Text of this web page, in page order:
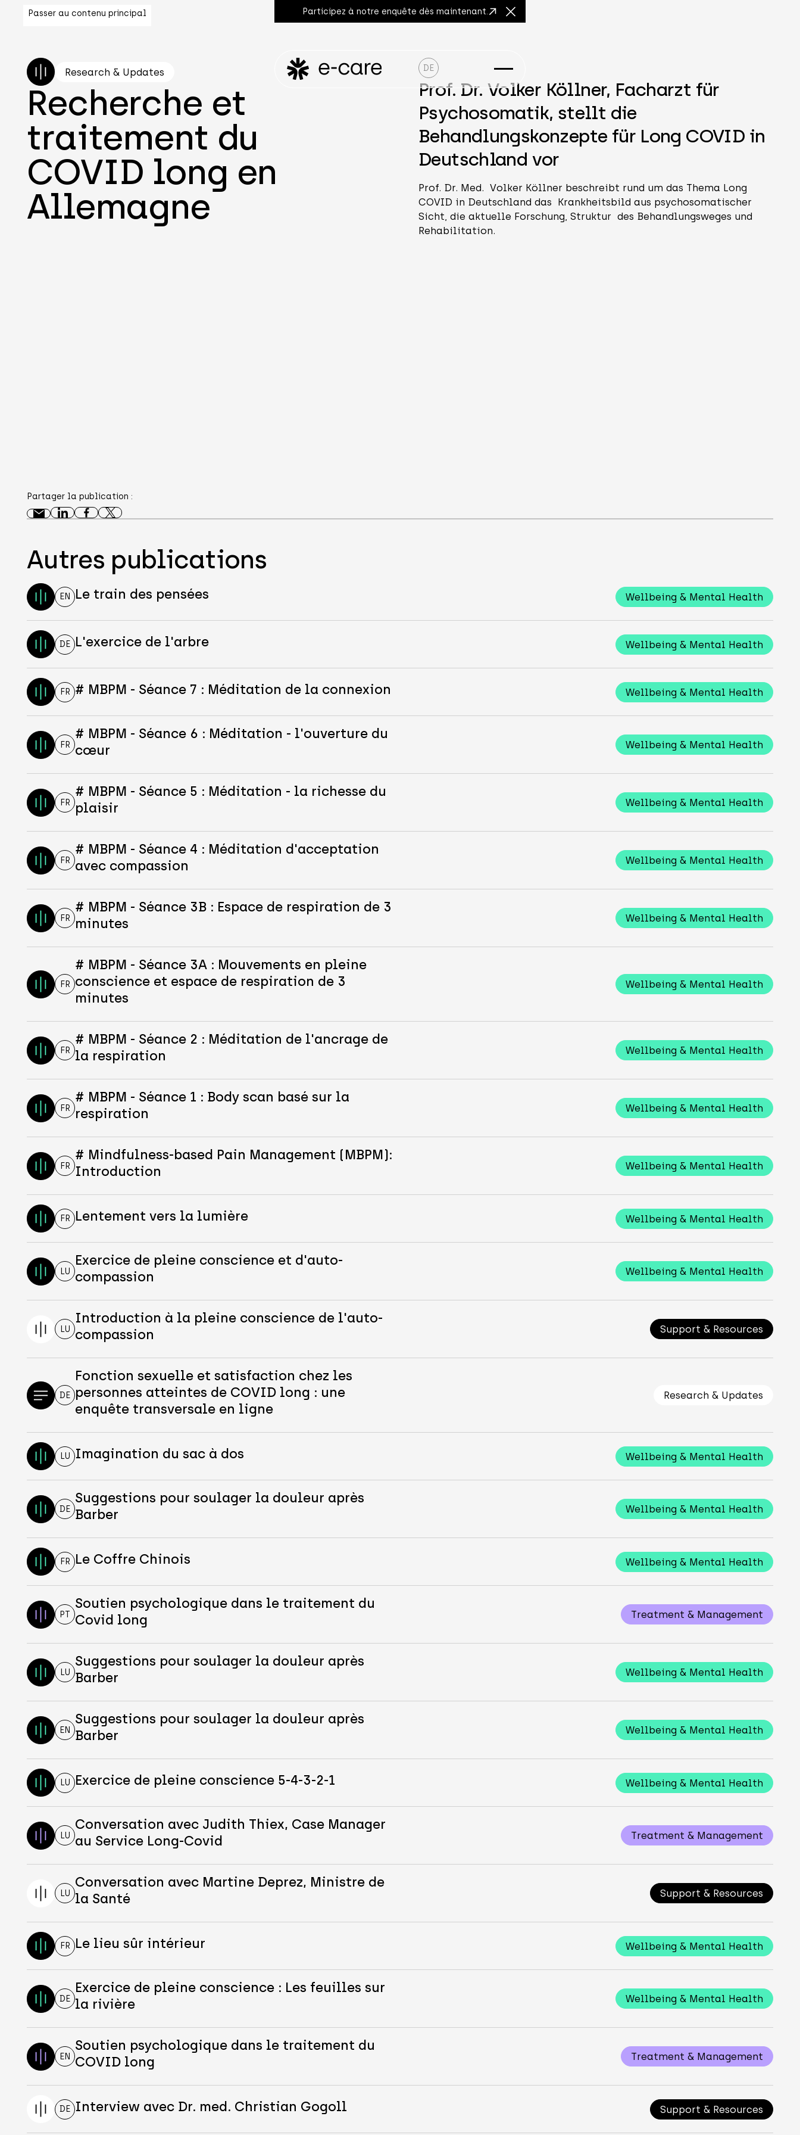
Passer au contenu principal Participez à notre enquête dès maintenant.
Fermer la bannière d'annonce
Research & Updates
Recherche et
traitement du
COVID long en
Allemagne
DE
Prof. Dr. Volker Köllner, Facharzt für
Psychosomatik, stellt die
Behandlungskonzepte für Long COVID in
Deutschland vor
Prof. Dr. Med. Volker Köllner beschreibt rund um das Thema Long
COVID in Deutschland das Krankheitsbild aus psychosomatischer
Sicht, die aktuelle Forschung, Struktur des Behandlungsweges und
Rehabilitation.
Partager la publication :
Autres publications
EN Le train des pensées Wellbeing & Mental Health
DE L'exercice de l'arbre Wellbeing & Mental Health
FR # MBPM - Séance 7 : Méditation de la connexion Wellbeing & Mental Health
FR
# MBPM - Séance 6 : Méditation - l'ouverture du
cœur
Wellbeing & Mental Health
FR
# MBPM - Séance 5 : Méditation - la richesse du
plaisir
Wellbeing & Mental Health
FR
# MBPM - Séance 4 : Méditation d'acceptation
avec compassion
Wellbeing & Mental Health
FR
# MBPM - Séance 3B : Espace de respiration de 3
minutes
Wellbeing & Mental Health
FR
# MBPM - Séance 3A : Mouvements en pleine
conscience et espace de respiration de 3
minutes
Wellbeing & Mental Health
FR
# MBPM - Séance 2 : Méditation de l'ancrage de
la respiration
Wellbeing & Mental Health
FR
# MBPM - Séance 1 : Body scan basé sur la
respiration
Wellbeing & Mental Health
FR
# Mindfulness-based Pain Management (MBPM):
Introduction
Wellbeing & Mental Health
FR Lentement vers la lumière Wellbeing & Mental Health
LU
Exercice de pleine conscience et d'auto-
compassion
Wellbeing & Mental Health
LU
Introduction à la pleine conscience de l'auto-
compassion
Support & Resources
DE
Fonction sexuelle et satisfaction chez les
personnes atteintes de COVID long : une
enquête transversale en ligne
Research & Updates
LU Imagination du sac à dos Wellbeing & Mental Health
DE
Suggestions pour soulager la douleur après
Barber
Wellbeing & Mental Health
FR Le Coffre Chinois Wellbeing & Mental Health
PT
Soutien psychologique dans le traitement du
Covid long
Treatment & Management
LU
Suggestions pour soulager la douleur après
Barber
Wellbeing & Mental Health
EN
Suggestions pour soulager la douleur après
Barber
Wellbeing & Mental Health
LU Exercice de pleine conscience 5-4-3-2-1 Wellbeing & Mental Health
LU
Conversation avec Judith Thiex, Case Manager
au Service Long-Covid
Treatment & Management
LU
Conversation avec Martine Deprez, Ministre de
la Santé
Support & Resources
FR Le lieu sûr intérieur Wellbeing & Mental Health
DE
Exercice de pleine conscience : Les feuilles sur
la rivière
Wellbeing & Mental Health
EN
Soutien psychologique dans le traitement du
COVID long
Treatment & Management
DE Interview avec Dr. med. Christian Gogoll Support & Resources